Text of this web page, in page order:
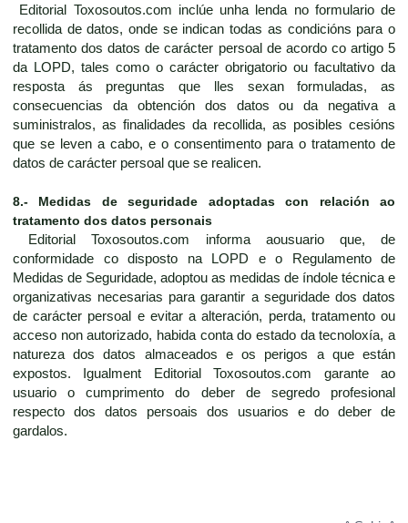
Editorial Toxosoutos.com inclúe unha lenda no formulario de
recollida de datos, onde se indican todas as condicións para o
tratamento dos datos de carácter persoal de acordo co artigo 5
da LOPD, tales como o carácter obrigatorio ou facultativo da
resposta ás preguntas que lles sexan formuladas, as
consecuencias da obtención dos datos ou da negativa a
suministralos, as finalidades da recollida, as posibles cesións
que se leven a cabo, e o consentimento para o tratamento de
datos de carácter persoal que se realicen.
8.- Medidas de seguridade adoptadas con relación ao
tratamento dos datos personais
Editorial Toxosoutos.com informa aousuario que, de
conformidade co disposto na LOPD e o Regulamento de
Medidas de Seguridade, adoptou as medidas de índole técnica e
organizativas necesarias para garantir a seguridade dos datos
de carácter persoal e evitar a alteración, perda, tratamento ou
acceso non autorizado, habida conta do estado da tecnoloxía, a
natureza dos datos almaceados e os perigos a que están
expostos. Igualment Editorial Toxosoutos.com garante ao
usuario o cumprimento do deber de segredo profesional
respecto dos datos persoais dos usuarios e do deber de
gardalos.